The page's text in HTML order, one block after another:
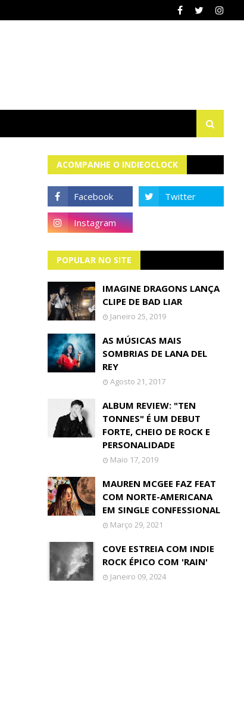
ACOMPANHE O INDIEOCLOCK
POPULAR NO SITE
IMAGINE DRAGONS LANÇA
CLIPE DE BAD LIAR
Janeiro 25, 2019
AS MÚSICAS MAIS
SOMBRIAS DE LANA DEL
REY
Agosto 21, 2017
ALBUM REVIEW: "TEN
TONNES" É UM DEBUT
FORTE, CHEIO DE ROCK E
PERSONALIDADE
Maio 17, 2019
MAUREN MCGEE FAZ FEAT
COM NORTE-AMERICANA
EM SINGLE CONFESSIONAL
Março 29, 2021
COVE ESTREIA COM INDIE
ROCK ÉPICO COM 'RAIN'
Janeiro 09, 2024